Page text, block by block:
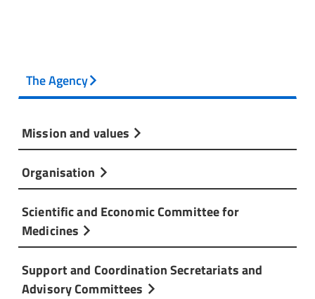
The Agency
Mission and values
Organisation
Scientific and Economic Committee for
Medicines
Support and Coordination Secretariats and
Advisory Committees